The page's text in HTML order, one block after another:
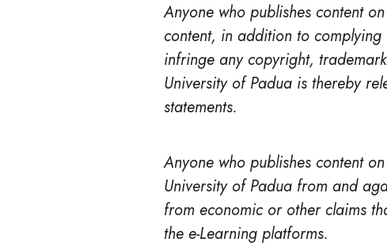
Anyone who publishes content
content, in addition to
infringe any copyright,
University of Padua is thereby
statements.
Anyone who publishes content
University of Padua from and
from economic or other claims
the e-Learning platforms.